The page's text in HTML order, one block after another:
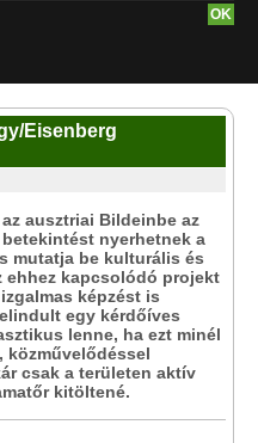
Eisenberg
ausztriai Bildeinbe az
nyerhetnek a
mutatja be kulturális és
ehhez kapcsolódó projekt
képzést is
egy kérdőíves
lenne, ha ezt minél
csak a területen aktív
kitöltené.